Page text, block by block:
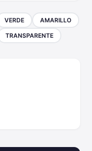
VERDE AMARILLO
TRANSPARENTE